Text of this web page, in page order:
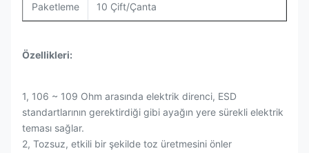
Paketleme 10 Çift/Çanta
Özellikleri:
1, 106 ~ 109 Ohm arasında elektrik direnci, ESD
standartlarının gerektirdiği gibi ayağın yere sürekli elektrik
teması sağlar.
2, Tozsuz, etkili bir şekilde toz üretmesini önler